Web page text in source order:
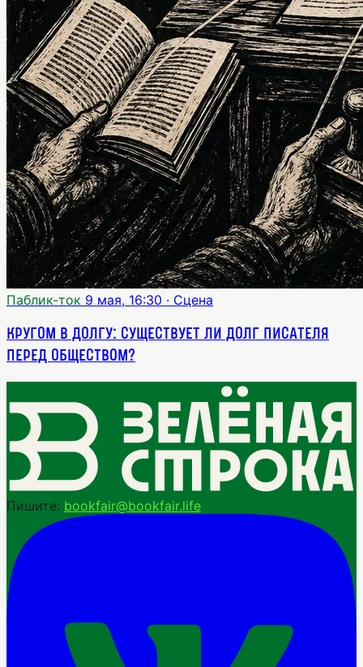
Паблик-ток 9 мая, 16:30 · Сцена
Кругом в долгу: существует ли долг писателя
перед обществом?
Пишите: bookfair@bookfair.life